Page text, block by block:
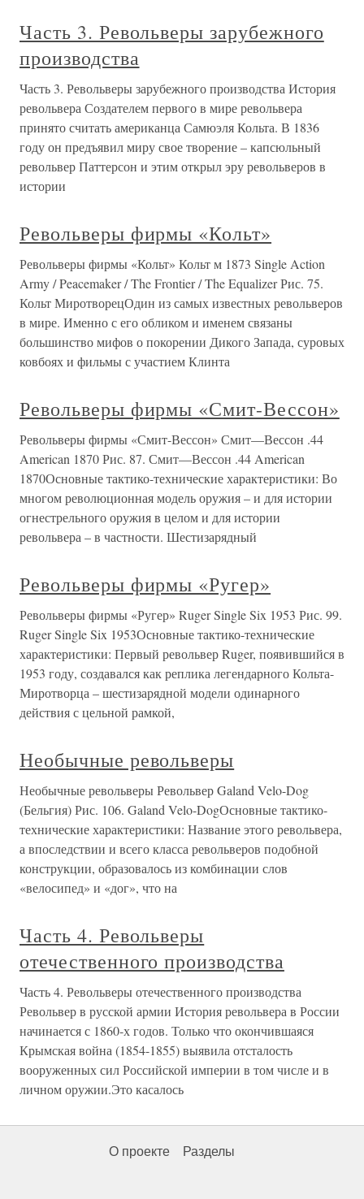
Часть 3. Револьверы зарубежного
производства
Часть 3. Револьверы зарубежного производства История
револьвера Создателем первого в мире револьвера
принято считать американца Самюэля Кольта. В 1836
году он предъявил миру свое творение – капсюльный
револьвер Паттерсон и этим открыл эру револьверов в
истории
Револьверы фирмы «Кольт»
Револьверы фирмы «Кольт» Кольт м 1873 Single Action
Army / Peacemaker / The Frontier / The Equalizer Рис. 75.
Кольт МиротворецОдин из самых известных револьверов
в мире. Именно с его обликом и именем связаны
большинство мифов о покорении Дикого Запада, суровых
ковбоях и фильмы с участием Клинта
Револьверы фирмы «Смит-Вессон»
Револьверы фирмы «Смит-Вессон» Смит—Вессон .44
American 1870 Рис. 87. Смит—Вессон .44 American
1870Основные тактико-технические характеристики: Во
многом революционная модель оружия – и для истории
огнестрельного оружия в целом и для истории
револьвера – в частности. Шестизарядный
Револьверы фирмы «Ругер»
Револьверы фирмы «Ругер» Ruger Single Six 1953 Рис. 99.
Ruger Single Six 1953Основные тактико-технические
характеристики: Первый револьвер Ruger, появившийся в
1953 году, создавался как реплика легендарного Кольта-
Миротворца – шестизарядной модели одинарного
действия с цельной рамкой,
Необычные револьверы
Необычные револьверы Револьвер Galand Velo-Dog
(Бельгия) Рис. 106. Galand Velo-DogОсновные тактико-
технические характеристики: Название этого револьвера,
а впоследствии и всего класса револьверов подобной
конструкции, образовалось из комбинации слов
«велосипед» и «дог», что на
Часть 4. Револьверы
отечественного производства
Часть 4. Револьверы отечественного производства
Револьвер в русской армии История револьвера в России
начинается с 1860-х годов. Только что окончившаяся
Крымская война (1854-1855) выявила отсталость
вооруженных сил Российской империи в том числе и в
личном оружии.Это касалось
О проекте Разделы